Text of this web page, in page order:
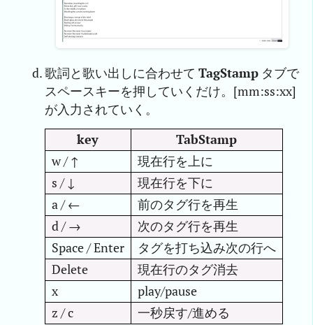
歌詞と歌い出しに合わせて TagStampタブで
スペースキーを押していくだけ。[mm:ss:xx]
が入力されていく。
key
TabStamp
w / ↑
現在行を上に
s / ↓
現在行を下に
a / ←
前のタグ行を再生
d / →
次のタグ行を再生
Space / Enter
タグを打ち込み次の行へ
Delete
現在行のタグ消去
x
play/pause
z / c
一秒戻す/進める